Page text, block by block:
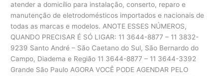
atender a domicílio para instalação, conserto, reparo e
manutenção de eletrodomésticos importados e nacionais de
todas as marcas e modelos. ANOTE ESSES NÚMEROS,
QUANDO PRECISAR É SÓ LIGAR: 11 3644-8877 – 11 3832-
9239 Santo André – São Caetano do Sul, São Bernardo do
Campo, Diadema e Região 11 3644-8877 – 11 3644-3392
Grande São Paulo AGORA VOCÊ PODE AGENDAR PELO